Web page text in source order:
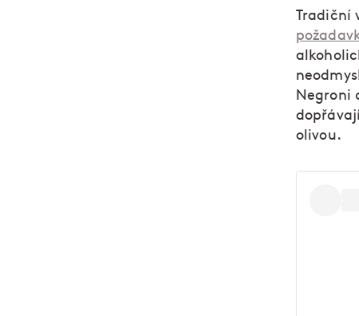
Tradiční
Negroni
olivou.